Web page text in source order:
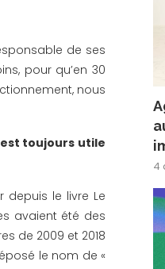
de ses
pour qu’en 30
nous
est toujours utile
depuis le livre Le
avaient été des
de 2009 et 2018
le nom de «
4